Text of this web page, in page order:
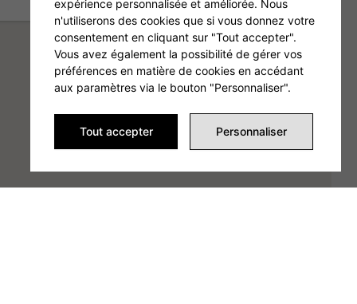
expérience personnalisée et améliorée. Nous
n'utiliserons des cookies que si vous donnez votre
consentement en cliquant sur "Tout accepter".
Vous avez également la possibilité de gérer vos
préférences en matière de cookies en accédant
aux paramètres via le bouton "Personnaliser".
Tout accepter Personnaliser